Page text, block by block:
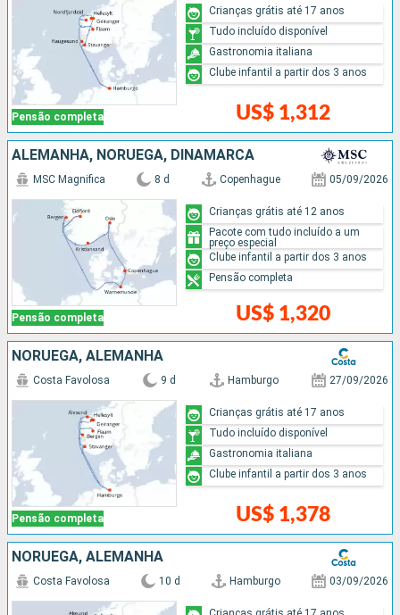
Pensão completa US$ 1,312
Crianças grátis até 17 anos
Tudo incluído disponível
Gastronomia italiana
Clube infantil a partir dos 3 anos
ALEMANHA, NORUEGA, DINAMARCA
Pensão completa
MSC Magnifica 8 d Copenhague 05/09/2026
US$ 1,320
Crianças grátis até 12 anos
Pacote com tudo incluído a um
preço especial
Clube infantil a partir dos 3 anos
Pensão completa
NORUEGA, ALEMANHA
Pensão completa
Costa Favolosa 9 d Hamburgo 27/09/2026
US$ 1,378
Crianças grátis até 17 anos
Tudo incluído disponível
Gastronomia italiana
Clube infantil a partir dos 3 anos
NORUEGA, ALEMANHA
Costa Favolosa 10 d Hamburgo 03/09/2026